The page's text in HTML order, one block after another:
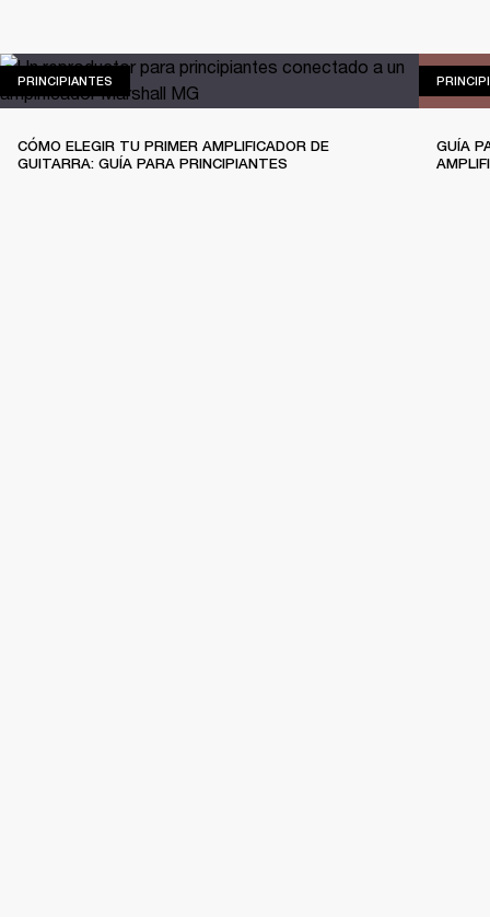
PRINCIPIANTES PRINCIPIANTES
CÓMO ELEGIR TU PRIMER AMPLIFICADOR DE
GUITARRA: GUÍA PARA PRINCIPIANTES
GUÍA